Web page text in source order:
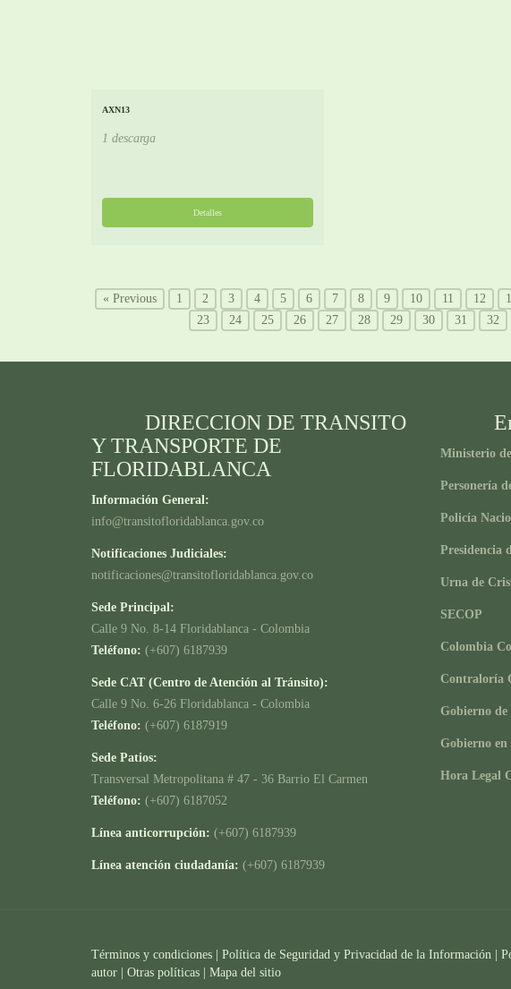
AXN13
1 descarga
Detalles
« Previous 1 2 3 4 5 6 7 8 9 10 11 12
23
24 25 26 27 28 29 30 31 32
DIRECCION DE TRANSITO
Y TRANSPORTE DE
FLORIDABLANCA
Información General:
info@transitofloridablanca.gov.co
Notificaciones Judiciales:
notificaciones@transitofloridablanca.gov.co
Sede Principal:
Calle 9 No. 8-14 Floridablanca - Colombia
Teléfono: (+607) 6187939
Sede CAT (Centro de Atención al Tránsito):
Calle 9 No. 6-26 Floridablanca - Colombia
Teléfono: (+607) 6187919
Sede Patios:
Transversal Metropolitana # 47 - 36 Barrio El Carmen
Teléfono: (+607) 6187052
Línea anticorrupción: (+607) 6187939
Línea atención ciudadanía: (+607) 6187939
Ministerio
Personería
Policía
Presidencia
Urna de
SECOP
Colombia
Contraloría
Gobierno de
Gobierno en
Hora Legal
Términos y condiciones | Política de Seguridad y Privacidad de la Información |
autor | Otras políticas | Mapa del sitio